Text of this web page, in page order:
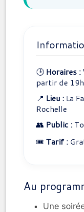
🕒 Horaires :
partir de
📍 Lieu : La
Rochelle
👥 Public :
🎟️ Tarif :
Au
Une